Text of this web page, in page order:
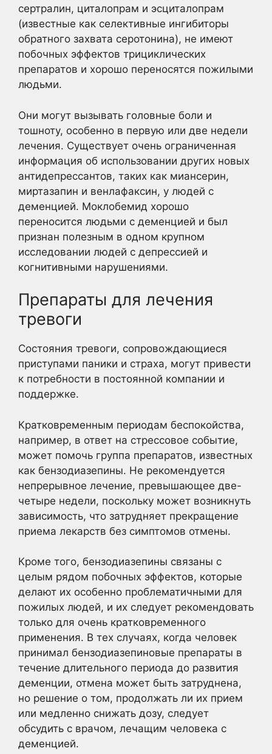
сертралин, циталопрам и эсциталопрам
(известные как селективные ингибиторы
обратного захвата серотонина), не имеют
побочных эффектов трициклических
препаратов и хорошо переносятся пожилыми
людьми.
Они могут вызывать головные боли и
тошноту, особенно в первую или две недели
лечения. Существует очень ограниченная
информация об использовании других новых
антидепрессантов, таких как миансерин,
миртазапин и венлафаксин, у людей с
деменцией. Моклобемид хорошо
переносится людьми с деменцией и был
признан полезным в одном крупном
исследовании людей с депрессией и
когнитивными нарушениями.
Препараты для лечения
тревоги
Состояния тревоги, сопровождающиеся
приступами паники и страха, могут привести
к потребности в постоянной компании и
поддержке.
Кратковременным периодам беспокойства,
например, в ответ на стрессовое событие,
может помочь группа препаратов, известных
как бензодиазепины. Не рекомендуется
непрерывное лечение, превышающее две-
четыре недели, поскольку может возникнуть
зависимость, что затрудняет прекращение
приема лекарств без симптомов отмены.
Кроме того, бензодиазепины связаны с
целым рядом побочных эффектов, которые
делают их особенно проблематичными для
пожилых людей, и их следует рекомендовать
только для очень кратковременного
применения. В тех случаях, когда человек
принимал бензодиазепиновые препараты в
течение длительного периода до развития
деменции, отмена может быть затруднена,
но решение о том, продолжать ли их прием
или медленно снижать дозу, следует
обсудить с врачом, лечащим человека с
деменцией.